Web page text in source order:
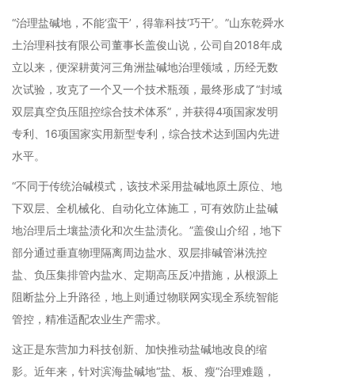
“治理盐碱地，不能‘蛮干’，得靠科技‘巧干’。”山东乾舜水
土治理科技有限公司董事长盖俊山说，公司自2018年成
立以来，便深耕黄河三角洲盐碱地治理领域，历经无数
次试验，攻克了一个又一个技术瓶颈，最终形成了“封域
双层真空负压阻控综合技术体系”，并获得4项国家发明
专利、16项国家实用新型专利，综合技术达到国内先进
水平。
“不同于传统治碱模式，该技术采用盐碱地原土原位、地
下双层、全机械化、自动化立体施工，可有效防止盐碱
地治理后土壤盐渍化和次生盐渍化。”盖俊山介绍，地下
部分通过垂直物理隔离周边盐水、双层排碱管淋洗控
盐、负压集排管内盐水、定期高压反冲措施，从根源上
阻断盐分上升路径，地上则通过物联网实现全系统智能
管控，精准适配农业生产需求。
这正是东营加力科技创新、加快推动盐碱地改良的缩
影。近年来，针对滨海盐碱地“盐、板、瘦”治理难题，